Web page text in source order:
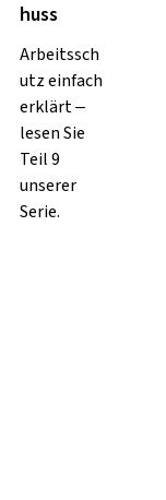
huss
Arbeitssch
utz einfach
erklärt –
lesen Sie
Teil 9
unserer
Serie.